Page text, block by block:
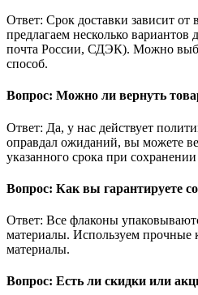
Ответ: Срок доставки зависит
предлагаем несколько вариантов
почта России, СДЭК). Можно
способ.
Вопрос: Можно ли вернуть
Ответ: Да, у нас действует
оправдал ожиданий, вы можете
указанного срока при
Вопрос: Как вы гарантируете
Ответ: Все флаконы
материалы. Используем
материалы.
Вопрос: Есть ли скидки или